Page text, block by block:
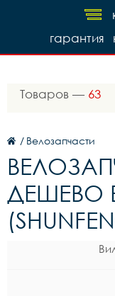
гарантия
Товаров — 63
/ Велозапчасти
ДЕШЕВО